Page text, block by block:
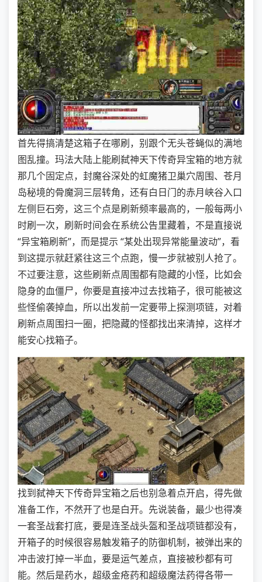
首先得搞清楚这箱子在哪刷，别跟个无头苍蝇似的满地
图乱撞。玛法大陆上能刷弑神天下传奇异宝箱的地方就
那几个固定点，封魔谷深处的虹魔猪卫巢穴周围、苍月
岛秘境的骨魔洞三层转角，还有白日门的赤月峡谷入口
左侧巨石旁，这三个点是刷新频率最高的，一般每两小
时刷一次，刷新时间会在系统公告里藏着，不是直接说
“异宝箱刷新”，而是提示 “某处出现异常能量波动”，看
到这提示就赶紧往这三个点跑，慢一步就被别人抢了。
不过要注意，这些刷新点周围都有隐藏的小怪，比如会
隐身的血僵尸，你要是直接冲过去找箱子，很可能被这
些怪偷袭掉血，所以出发前一定要带上探测项链，对着
刷新点周围扫一圈，把隐藏的怪都找出来清掉，这样才
能安心找箱子。
找到弑神天下传奇异宝箱之后也别急着点开启，得先做
准备工作，不然开了也是白开。先说装备，最少也得凑
一套圣战套打底，要是连圣战头盔和圣战项链都没有，
开箱子的时候很容易触发箱子的防御机制，被弹出来的
冲击波打掉一半血，要是运气差点，直接被秒都有可
能。然后是药水，超级金疮药和超级魔法药得各带一